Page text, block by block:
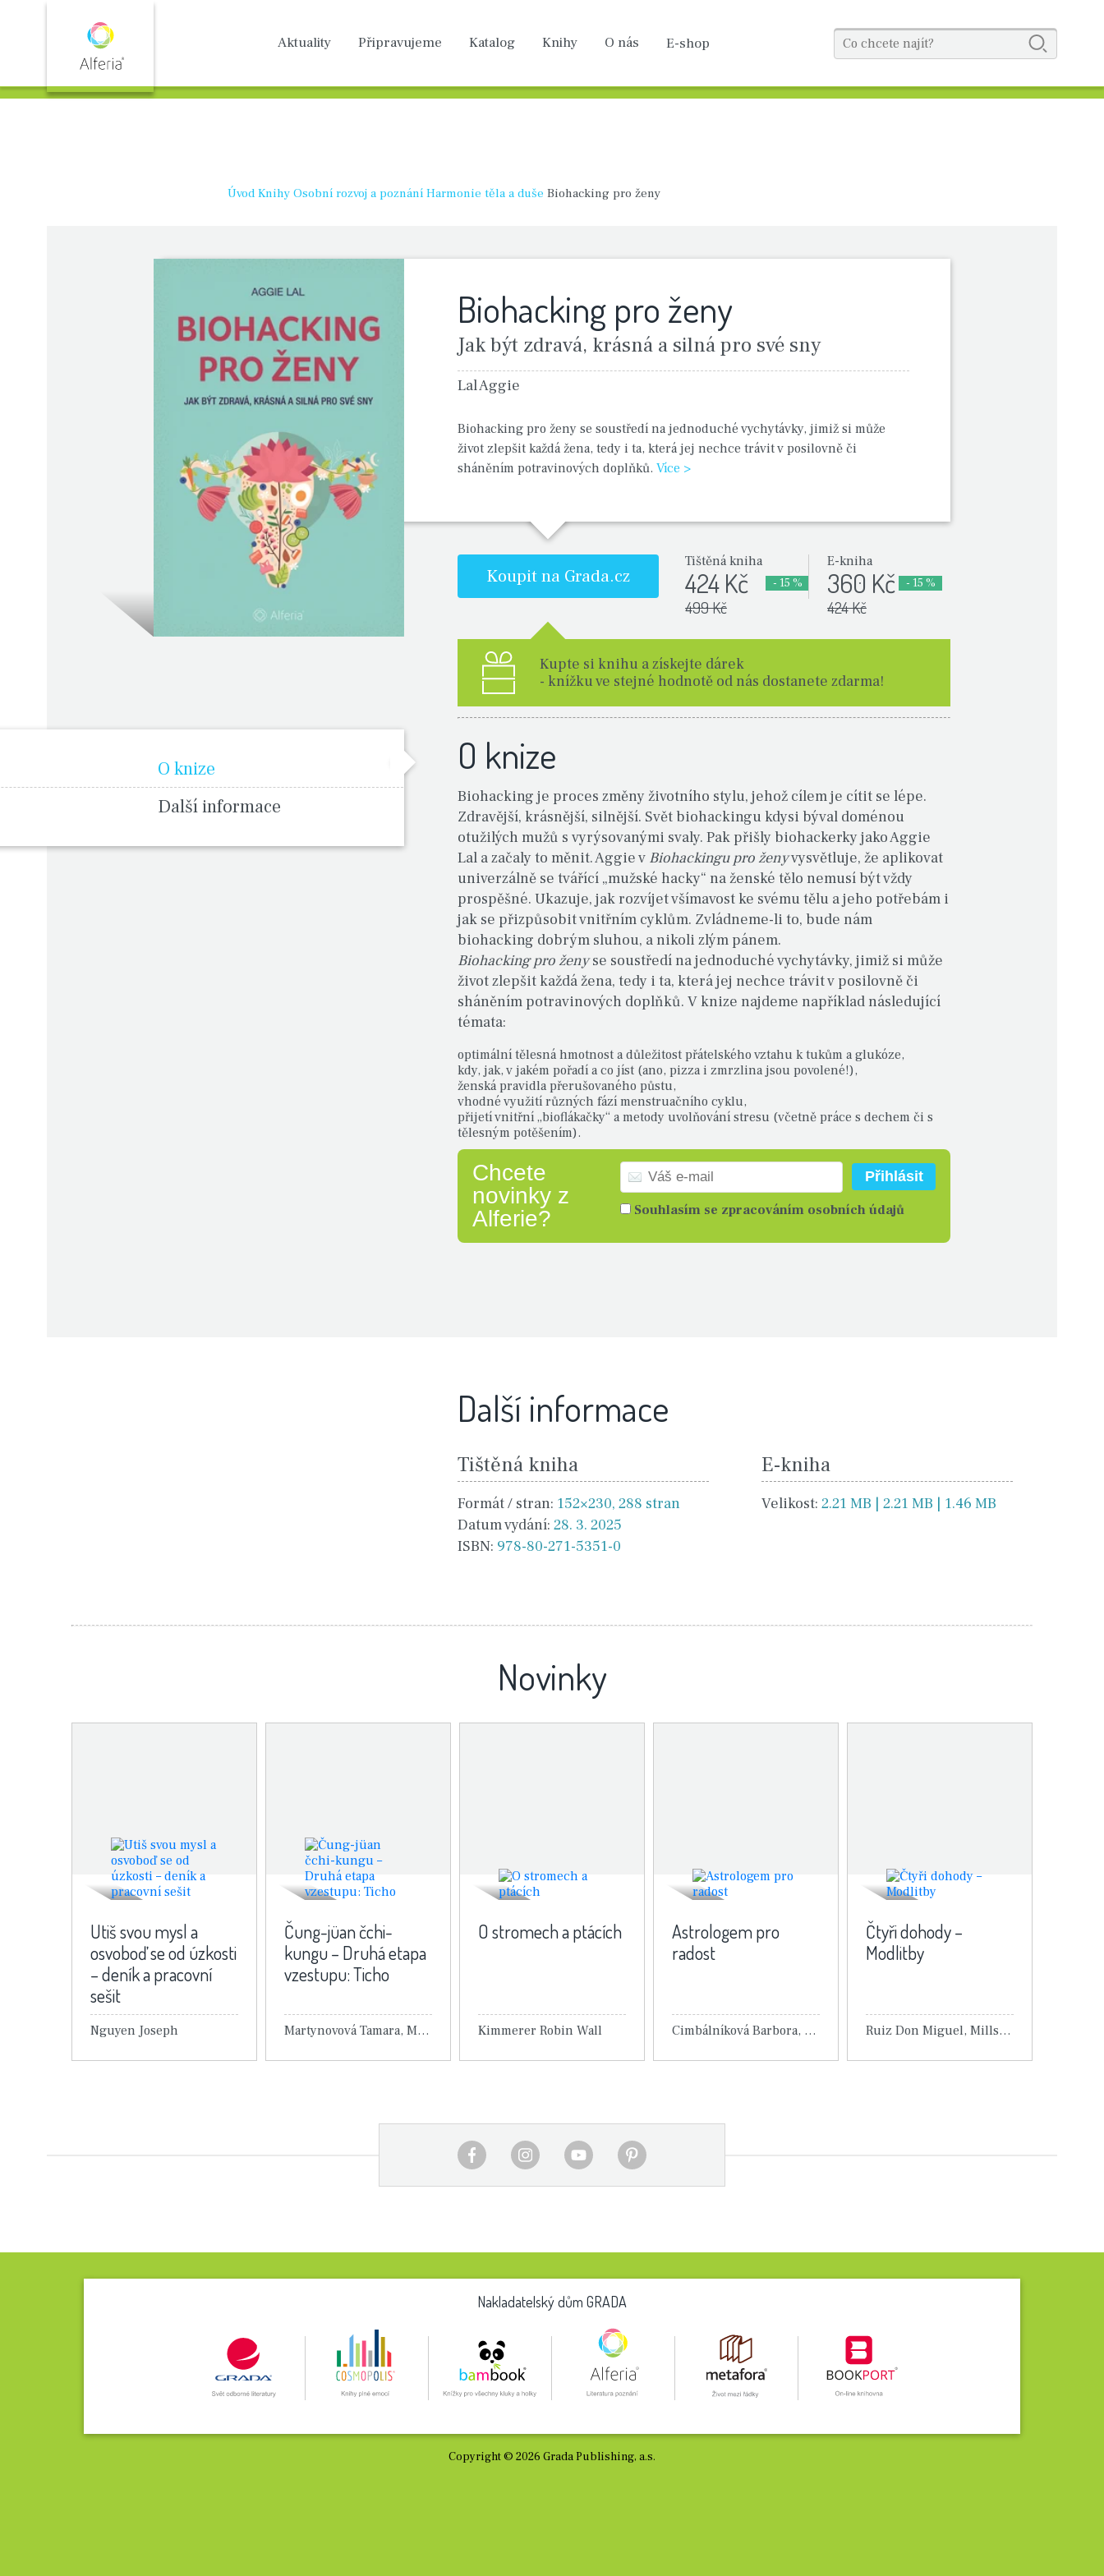
Aktuality Připravu­jeme Katalog Knihy O nás E-shop
Úvod Knihy Osobní rozvoj a poznání Harmonie těla a duše Biohacking pro ženy
Biohacking pro ženy
Jak být zdravá, krásná a silná pro své sny
Lal Aggie
Biohacking pro ženy se soustředí na jednoduché vychytávky, jimiž si může
život zlepšit každá žena, tedy i ta, která jej nechce trávit v posilovně či
sháněním potravinových doplňků. Více >
Koupit na Grada.cz
Tištěná kniha
424 Kč
499 Kč
- 15 %
E-kniha
360 Kč
424 Kč
- 15 %
Kupte si knihu a získejte dárek
- knížku ve stejné hodnotě od nás dostanete zdarma!
O knize
Další informace
O knize
Biohacking je proces změny životního stylu, jehož cílem je cítit se lépe.
Zdravější, krásnější, silnější. Svět biohackingu kdysi býval doménou
otužilých mužů s vyrýsovanými svaly. Pak přišly biohackerky jako Aggie
Lal a začaly to měnit. Aggie v Biohackingu pro ženyvysvětluje, že aplikovat
univerzálně se tvářící „mužské hacky“ na ženské tělo nemusí být vždy
prospěšné. Ukazuje, jak rozvíjet všímavost ke svému tělu a jeho potřebám i
jak se přizpůsobit vnitřním cyklům. Zvládneme-li to, bude nám
biohacking dobrým sluhou, a nikoli zlým pánem.
Biohacking pro ženyse soustředí na jednoduché vychytávky, jimiž si může
život zlepšit každá žena, tedy i ta, která jej nechce trávit v posilovně či
sháněním potravinových doplňků. V knize najdeme například následující
témata:
optimální tělesná hmotnost a důležitost přátelského vztahu k tukům a glukóze,
kdy, jak, v jakém pořadí a co jíst (ano, pizza i zmrzlina jsou povolené!),
ženská pravidla přerušovaného půstu,
vhodné využití různých fází menstruačního cyklu,
přijetí vnitřní „bioflákačky“ a metody uvolňování stresu (včetně práce s dechem či s
tělesným potěšením).
Chcete
novinky z
Alferie?
Souhlasím se zpracováním osobních údajů
Další informace
Tištěná kniha
Formát / stran: 152×230, 288 stran
Datum vydání: 28. 3. 2025
ISBN: 978-80-271-5351-0
E-kniha
Velikost: 2.21 MB | 2.21 MB | 1.46 MB
Novinky
Utiš svou mysl a
osvoboď se od úzkosti
– deník a pracovní
sešit
Nguyen Joseph
Detail knihy
Čung-jüan čchi-
kungu – Druhá etapa
vzestupu: Ticho
Martynovová Tamara, Ming-tchang Sü
Detail knihy
O stromech a ptácích
Kimmerer Robin Wall
Detail knihy
Astrologem pro
radost
Cimbálníková Barbora, Kubátová Tereza
Detail knihy
Čtyři dohody –
Modlitby
Ruiz Don Miguel, Millsová Janet
Detail knihy
Nakladatelský dům GRADA
Copyright © 2026 Grada Publishing, a.s.